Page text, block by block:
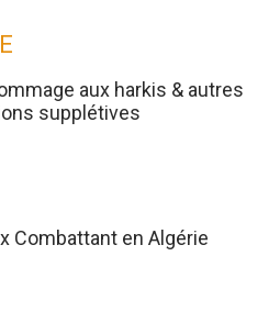
aux harkis & autres
supplétives
Combattant en Algérie